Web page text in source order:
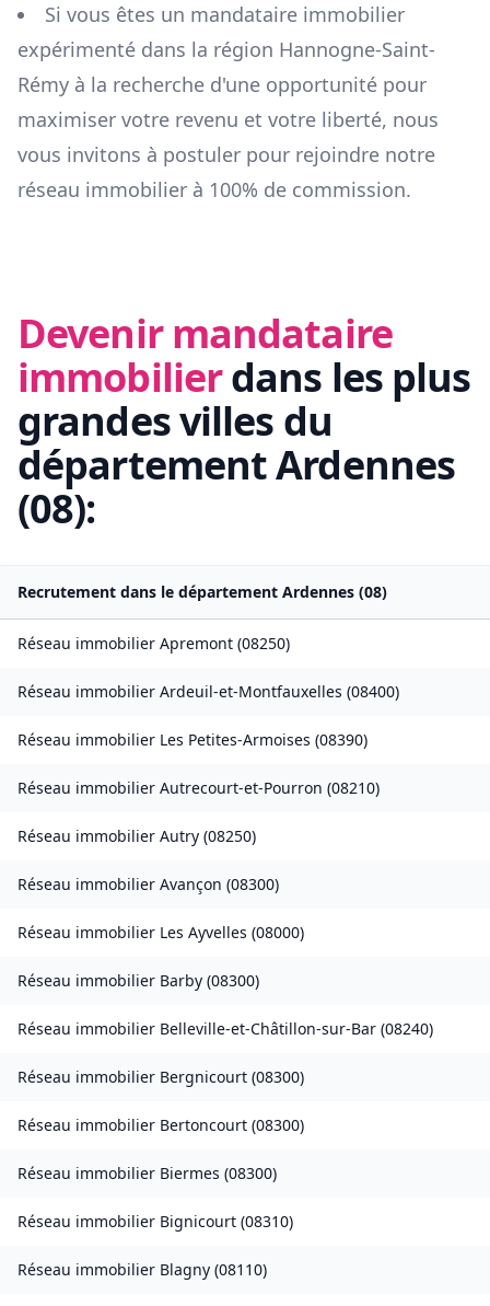
Si vous êtes un mandataire immobilier
expérimenté dans la région Hannogne-Saint-
Rémy à la recherche d'une opportunité pour
maximiser votre revenu et votre liberté, nous
vous invitons à postuler pour rejoindre notre
réseau immobilier à 100% de commission.
Devenir mandataire
immobilierdans les plus
grandes villes du
départementArdennes
(08):
Recrutement dans le département Ardennes (08)
Réseau immobilier Apremont (08250)
Réseau immobilier Ardeuil-et-Montfauxelles (08400)
Réseau immobilier Les Petites-Armoises (08390)
Réseau immobilier Autrecourt-et-Pourron (08210)
Réseau immobilier Autry (08250)
Réseau immobilier Avançon (08300)
Réseau immobilier Les Ayvelles (08000)
Réseau immobilier Barby (08300)
Réseau immobilier Belleville-et-Châtillon-sur-Bar (08240)
Réseau immobilier Bergnicourt (08300)
Réseau immobilier Bertoncourt (08300)
Réseau immobilier Biermes (08300)
Réseau immobilier Bignicourt (08310)
Réseau immobilier Blagny (08110)